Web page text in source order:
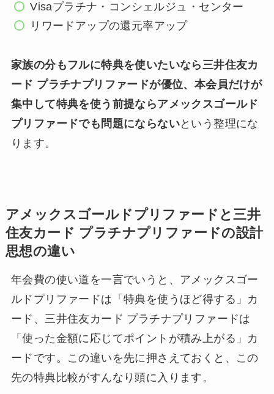
Visaプラチナ・コンシェルジュ・センター
リワードアップの還元率アップ
家族の分もフルに特典を使いたいなら三井住友カ
ード プラチナプリファードが優位、本会員だけが
集中して特典を使う前提ならアメックスゴールド
プリファードでも問題にならないという整理にな
ります。
アメックスゴールドプリファードと三井
住友カード プラチナプリファードの設計
思想の違い
年会費の使い道を一言でいうと、アメックスゴー
ルドプリファードは「特典を使うほど得する」カ
ード、三井住友カード プラチナプリファードは
「使った金額に応じてポイントが積み上がる」カ
ードです。この違いを先に押さえておくと、この
先の特典比較がすんなり頭に入ります。